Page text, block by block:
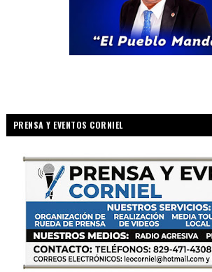
PRENSA Y EVENTOS CORNIEL